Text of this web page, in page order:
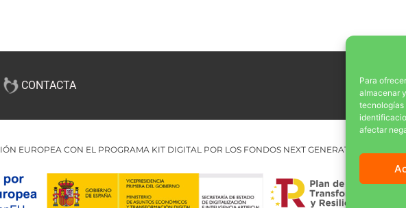
Para
almacenar
tecnologías
afectar
CONTACTA
EUROPEA CON EL PROGRAMA KIT DIGITAL POR LOS FONDOS NEXT GENERATION (EU)